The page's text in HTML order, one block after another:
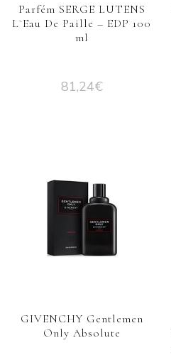
Parfém SERGE LUTENS
L`Eau De Paille – EDP 100
ml
81,24€
GIVENCHY Gentlemen
Only Absolute